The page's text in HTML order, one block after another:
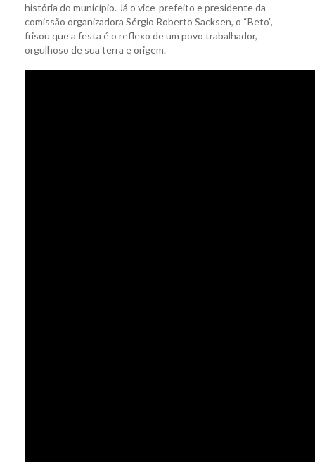
história do município. Já o vice-prefeito e presidente da
comissão organizadora Sérgio Roberto Sacksen, o “Beto”,
frisou que a festa é o reflexo de um povo trabalhador,
orgulhoso de sua terra e origem.